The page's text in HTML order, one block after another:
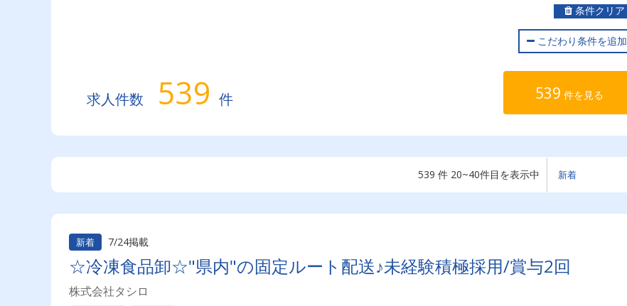
条件クリア
こだわり条件を追加
求人件数 539 件 539 件を見る
539 件 20~40件目を表示中
新着 7/24掲載
☆冷凍食品卸☆"県内"の固定ルート配送♪未経験積極採用/賞与2回
株式会社タシロ